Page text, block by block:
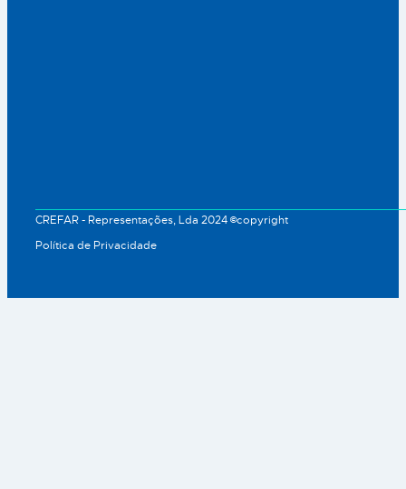
CREFAR - Representações, Lda 2024 ©copyright
Política de Privacidade